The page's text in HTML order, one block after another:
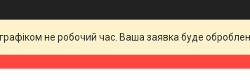
не робочий час. Ваша заявка буде